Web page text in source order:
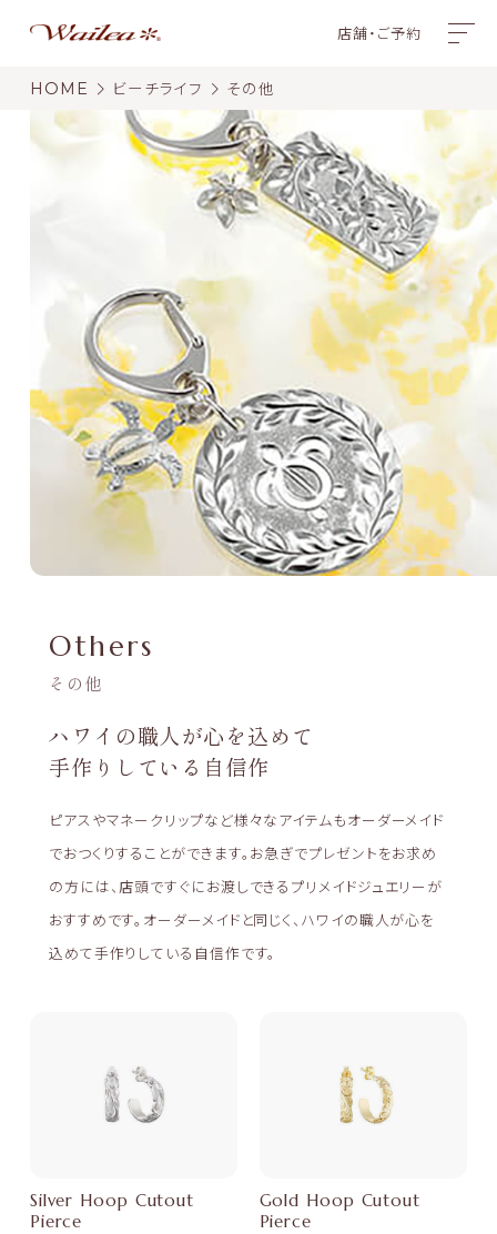
店舗・ご予約
HOME ビーチライフ その他
Others
その他
ハワイの職人が心を込めて
手作りしている自信作
ピアスやマネークリップなど様々なアイテムもオーダーメイド
でおつくりすることができます。お急ぎでプレゼントをお求め
の方には、店頭ですぐにお渡しできるプリメイドジュエリーが
おすすめです。オーダーメイドと同じく、ハワイの職人が心を
込めて手作りしている自信作です。
Silver Hoop Cutout
Pierce
Gold Hoop Cutout
Pierce